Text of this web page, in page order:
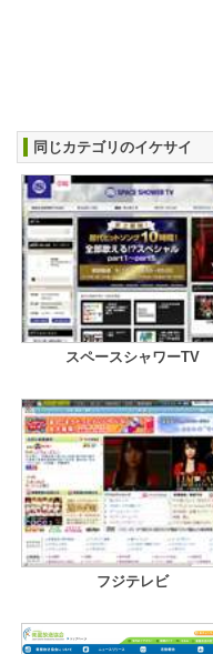
同じカテゴリのイケサイ
スペースシャワーTV
フジテレビ